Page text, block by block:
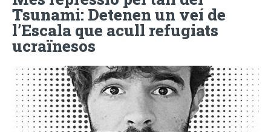
Tsunami: Detenen un veí de
l’Escala que acull refugiats
ucraïnesos